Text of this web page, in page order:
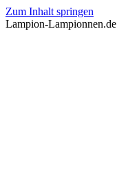
Zum Inhalt springen
Lampion-Lampionnen.de